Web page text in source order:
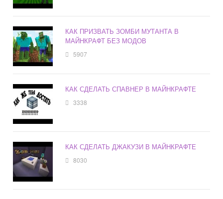
КАК ПРИЗВАТЬ ЗОМБИ МУТАНТА В
МАЙНКРАФТ БЕЗ МОДОВ
5907
КАК СДЕЛАТЬ СПАВНЕР В МАЙНКРАФТЕ
3338
КАК СДЕЛАТЬ ДЖАКУЗИ В МАЙНКРАФТЕ
8030